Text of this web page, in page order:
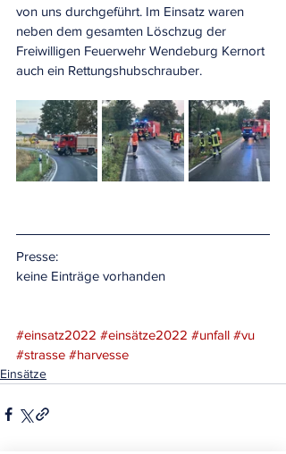
von uns durchgeführt. Im Einsatz waren
neben dem gesamten Löschzug der
Freiwilligen Feuerwehr Wendeburg Kernort
auch ein Rettungshubschrauber.
Presse:
keine Einträge vorhanden
#einsatz2022 #einsätze2022 #unfall #vu
#strasse #harvesse
Einsätze